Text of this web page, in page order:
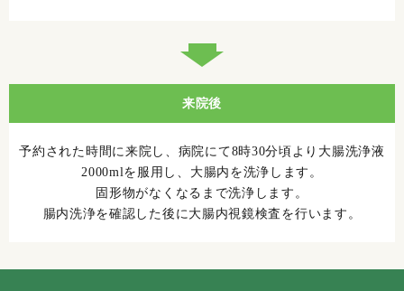
来院後
予約された時間に来院し、病院にて8時30分頃より大腸洗浄液
2000mlを服用し、大腸内を洗浄します。
固形物がなくなるまで洗浄します。
腸内洗浄を確認した後に大腸内視鏡検査を行います。